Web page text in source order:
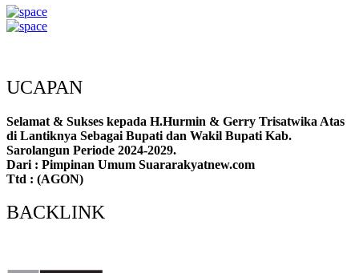
UCAPAN
Selamat & Sukses kepada H.Hurmin & Gerry Trisatwika Atas
di Lantiknya Sebagai Bupati dan Wakil Bupati Kab.
Sarolangun Periode 2024-2029.
Dari : Pimpinan Umum Suararakyatnew.com
Ttd : (AGON)
BACKLINK